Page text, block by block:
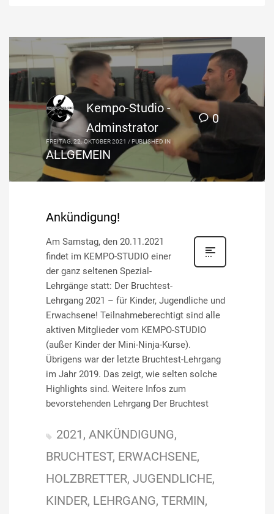
0
Kempo-Studio -
Adminstrator
FREITAG, 22. OKTOBER 2021 /PUBLISHED IN
ALLGEMEIN
Ankündigung!
Am Samstag, den 20.11.2021
findet im KEMPO-STUDIO einer
der ganz seltenen Spezial-
Lehrgänge statt: Der Bruchtest-
Lehrgang 2021 – für Kinder, Jugendliche und
Erwachsene! Teilnahmeberechtigt sind alle
aktiven Mitglieder vom KEMPO-STUDIO
(außer Kinder der Mini-Ninja-Kurse).
Übrigens war der letzte Bruchtest-Lehrgang
im Jahr 2019. Das zeigt, wie selten solche
Highlights sind. Weitere Infos zum
bevorstehenden Lehrgang Der Bruchtest
2021 ANKÜNDIGUNG
BRUCHTEST ERWACHSENE
HOLZBRETTER JUGENDLICHE
KINDER LEHRGANG TERMIN